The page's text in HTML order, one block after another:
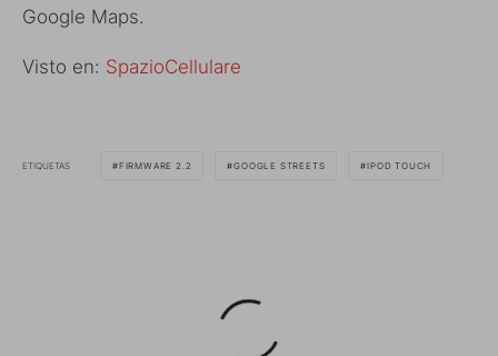
Google Maps.
Visto en: SpazioCellulare
ETIQUETAS FIRMWARE 2.2 GOOGLE STREETS IPOD TOUCH